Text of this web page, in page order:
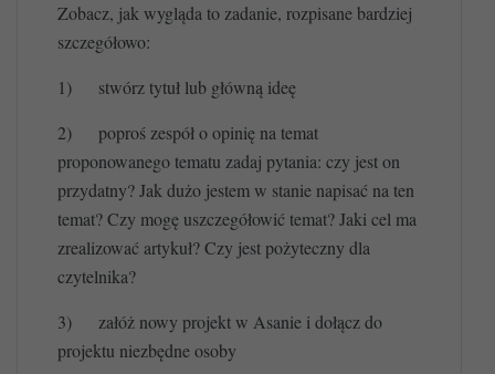
Zobacz, jak wygląda to zadanie, rozpisane bardziej
szczegółowo:
1)
stwórz tytuł lub główną ideę
2)
poproś zespół o opinię na temat
proponowanego tematu zadaj pytania: czy jest on
przydatny? Jak dużo jestem w stanie napisać na ten
temat? Czy mogę uszczegółowić temat? Jaki cel ma
zrealizować artykuł? Czy jest pożyteczny dla
czytelnika?
3)
załóż nowy projekt w Asanie i dołącz do
projektu niezbędne osoby